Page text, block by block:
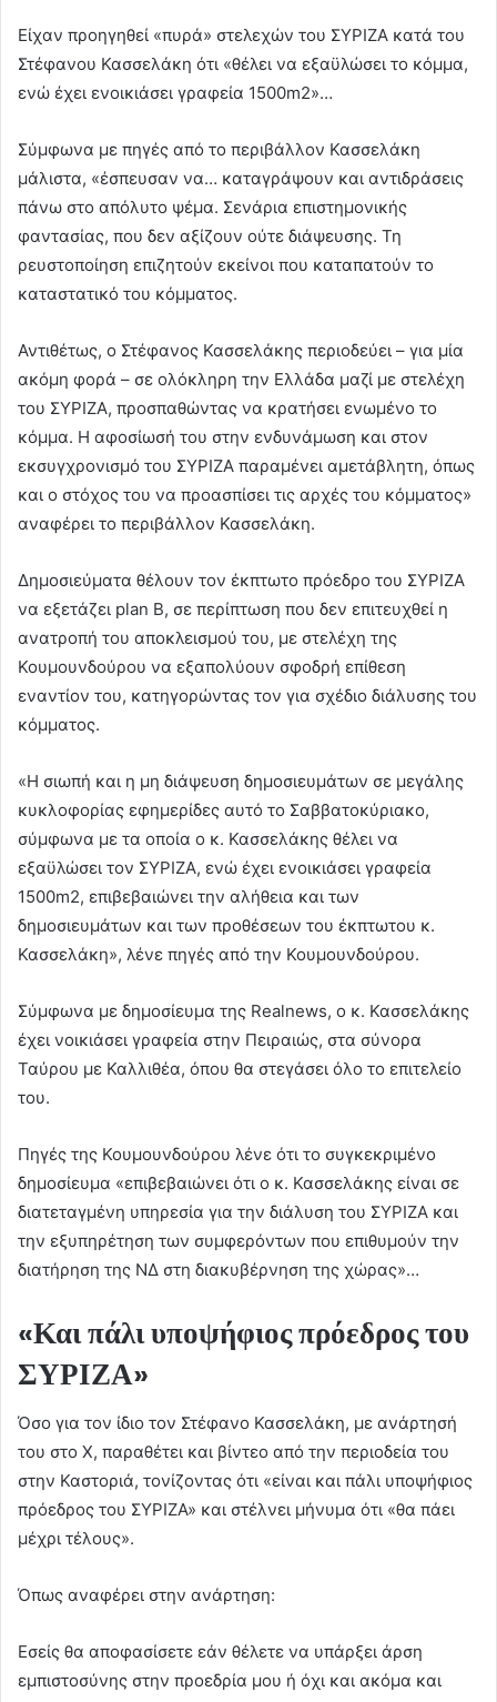
Είχαν προηγηθεί «πυρά» στελεχών του ΣΥΡΙΖΑ κατά του
Στέφανου Κασσελάκη ότι «θέλει να εξαϋλώσει το κόμμα,
ενώ έχει ενοικιάσει γραφεία 1500m2»…
Σύμφωνα με πηγές από το περιβάλλον Κασσελάκη
μάλιστα, «έσπευσαν να… καταγράψουν και αντιδράσεις
πάνω στο απόλυτο ψέμα. Σενάρια επιστημονικής
φαντασίας, που δεν αξίζουν ούτε διάψευσης. Τη
ρευστοποίηση επιζητούν εκείνοι που καταπατούν το
καταστατικό του κόμματος.
Αντιθέτως, ο Στέφανος Κασσελάκης περιοδεύει – για μία
ακόμη φορά – σε ολόκληρη την Ελλάδα μαζί με στελέχη
του ΣΥΡΙΖΑ, προσπαθώντας να κρατήσει ενωμένο το
κόμμα. Η αφοσίωσή του στην ενδυνάμωση και στον
εκσυγχρονισμό του ΣΥΡΙΖΑ παραμένει αμετάβλητη, όπως
και ο στόχος του να προασπίσει τις αρχές του κόμματος»
αναφέρει το περιβάλλον Κασσελάκη.
Δημοσιεύματα θέλουν τον έκπτωτο πρόεδρο του ΣΥΡΙΖΑ
να εξετάζει plan B, σε περίπτωση που δεν επιτευχθεί η
ανατροπή του αποκλεισμού του, με στελέχη της
Κουμουνδούρου να εξαπολύουν σφοδρή επίθεση
εναντίον του, κατηγορώντας τον για σχέδιο διάλυσης του
κόμματος.
«Η σιωπή και η μη διάψευση δημοσιευμάτων σε μεγάλης
κυκλοφορίας εφημερίδες αυτό το Σαββατοκύριακο,
σύμφωνα με τα οποία ο κ. Κασσελάκης θέλει να
εξαϋλώσει τον ΣΥΡΙΖΑ, ενώ έχει ενοικιάσει γραφεία
1500m2, επιβεβαιώνει την αλήθεια και των
δημοσιευμάτων και των προθέσεων του έκπτωτου κ.
Κασσελάκη», λένε πηγές από την Κουμουνδούρου.
Σύμφωνα με δημοσίευμα της Realnews, ο κ. Κασσελάκης
έχει νοικιάσει γραφεία στην Πειραιώς, στα σύνορα
Ταύρου με Καλλιθέα, όπου θα στεγάσει όλο το επιτελείο
του.
Πηγές της Κουμουνδούρου λένε ότι το συγκεκριμένο
δημοσίευμα «επιβεβαιώνει ότι ο κ. Κασσελάκης είναι σε
διατεταγμένη υπηρεσία για την διάλυση του ΣΥΡΙΖΑ και
την εξυπηρέτηση των συμφερόντων που επιθυμούν την
διατήρηση της ΝΔ στη διακυβέρνηση της χώρας»…
«Και πάλι υποψήφιος πρόεδρος του
ΣΥΡΙΖΑ»
Όσο για τον ίδιο τον Στέφανο Κασσελάκη, με ανάρτησή
του στο Χ, παραθέτει και βίντεο από την περιοδεία του
στην Καστοριά, τονίζοντας ότι «είναι και πάλι υποψήφιος
πρόεδρος του ΣΥΡΙΖΑ» και στέλνει μήνυμα ότι «θα πάει
μέχρι τέλους».
Όπως αναφέρει στην ανάρτηση:
Εσείς θα αποφασίσετε εάν θέλετε να υπάρξει άρση
εμπιστοσύνης στην προεδρία μου ή όχι και ακόμα και